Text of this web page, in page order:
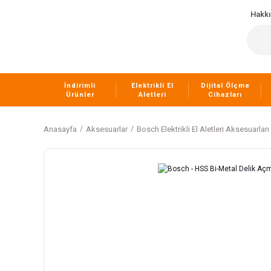
İndirimli
Ürünler
Elektrikli El
Aletleri
Dijital Ölçme
Cihazları
Anasayfa Aksesuarlar Bosch Elektrikli El Aletleri Aksesuarları